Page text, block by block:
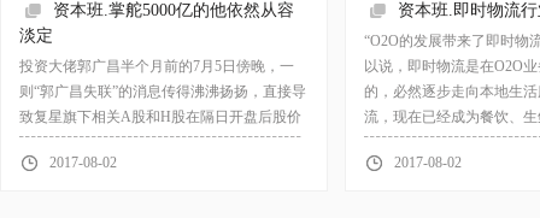
资本班.掌舵5000亿的他依然从容
淡定
投资大佬郭广昌半个月前的7月5日傍晚，一
则“郭广昌失联”的消息传得沸沸扬扬，直接导
致复星旗下相关A股和H股在隔日开盘后股价
大跌。经证监会迅速排查，证实这是子虚乌
有，于是责令消息源头“同花顺”改正违法行
2017-08-02
资本班.即时物流
“O2O的发展带来了即时物
以说，即时物流是在O2O
的，必然逐步走向本地生
流，现在已经成为餐饮、
送的方式。”点我达CEO赵
2017-08-02